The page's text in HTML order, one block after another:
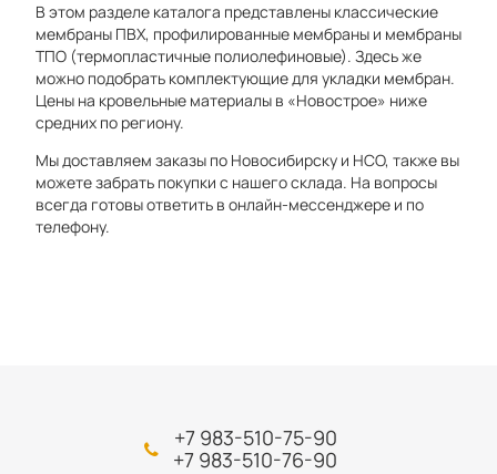
В этом разделе каталога представлены классические
мембраны ПВХ, профилированные мембраны и мембраны
ТПО (термопластичные полиолефиновые). Здесь же
можно подобрать комплектующие для укладки мембран.
Цены на кровельные материалы в «Новострое» ниже
средних по региону.
Мы доставляем заказы по Новосибирску и НСО, также вы
можете забрать покупки с нашего склада. На вопросы
всегда готовы ответить в онлайн-мессенджере и по
телефону.
+7 983-510-75-90
+7 983-510-76-90